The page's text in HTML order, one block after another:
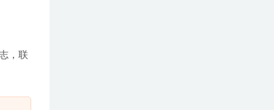
，联